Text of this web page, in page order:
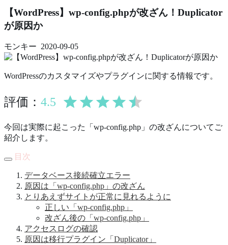
【WordPress】wp-config.phpが改ざん！Duplicator
が原因か
モンキー 2020-09-05
WordPressのカスタマイズやプラグインに関する情報です。
評価： 4.5
今回は実際に起こった「wp-config.php」の改ざんについてご
紹介します。
目次
データベース接続確立エラー
原因は「wp-config.php」の改ざん
とりあえずサイトが正常に見れるように
正しい「wp-config.php」
改ざん後の「wp-config.php」
アクセスログの確認
原因は移行プラグイン「Duplicator」